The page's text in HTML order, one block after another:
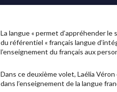
La langue « permet d’appréhender
du référentiel « français langue
l’enseignement du français aux
Dans ce deuxième volet, Laélia
dans l’enseignement de la langue